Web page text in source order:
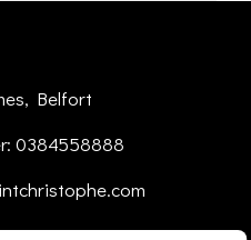
Belfort
0384558888